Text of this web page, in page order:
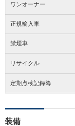
ワンオーナー
正規輸入車
禁煙車
リサイクル
定期点検記録簿
装備